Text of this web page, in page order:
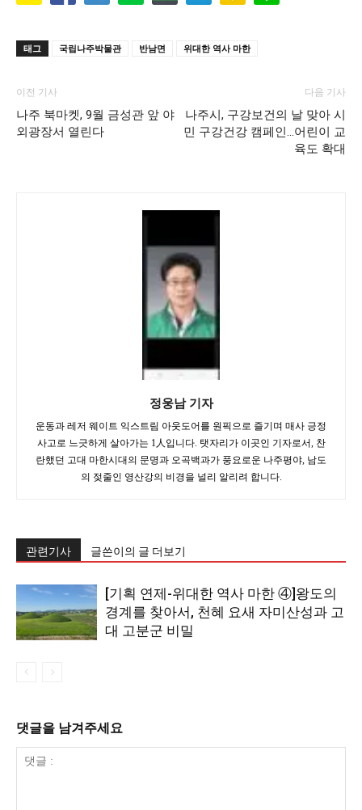
태그 국립나주박물관 반남면 위대한 역사 마한
이전 기사
나주 북마켓, 9월 금성관 앞 야
외광장서 열린다
다음 기사
나주시, 구강보건의 날 맞아 시
민 구강건강 캠페인…어린이 교
육도 확대
정웅남 기자
운동과 레저 웨이트 익스트림 아웃도어를 원픽으로 즐기며 매사 긍정
사고로 느긋하게 살아가는 1人입니다. 탯자리가 이곳인 기자로서, 찬
란했던 고대 마한시대의 문명과 오곡백과가 풍요로운 나주평야, 남도
의 젖줄인 영산강의 비경을 널리 알리려 합니다.
관련기사 글쓴이의 글 더보기
[기획 연제-위대한 역사 마한 ④]왕도의
경계를 찾아서, 천혜 요새 자미산성과 고
대 고분군 비밀
댓글을 남겨주세요